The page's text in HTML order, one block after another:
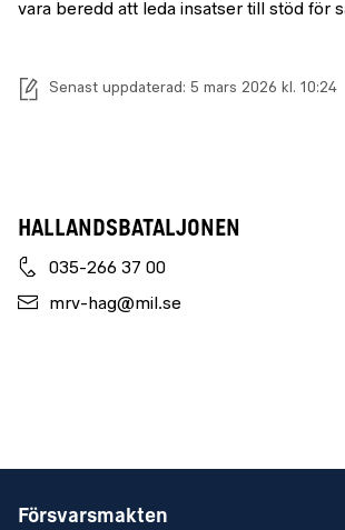
vara beredd att leda insatser till stöd för
Senast uppdaterad: 5 mars 2026 kl. 10:24
Hallandsbataljonen
035-266 37 00
mrv-hag@mil.se
Försvarsmakten